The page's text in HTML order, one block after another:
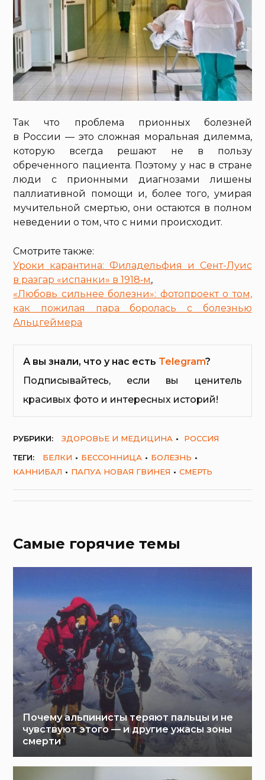
Так что проблема прионных болезней
в России — это сложная моральная дилемма,
которую всегда решают не в пользу
обреченного пациента. Поэтому у нас в стране
люди с прионными диагнозами лишены
паллиативной помощи и, более того, умирая
мучительной смертью, они остаются в полном
неведении о том, что с ними происходит.
Смотрите также:
Уроки карантина: Филадельфия и Сент-Луис
в разгар «испанки» в 1918‑м,
«Любовь сильнее болезни»: фотопроект о том,
как пожилая пара боролась с болезнью
Альцгеймера
А вы знали, что у нас есть Telegram?
Подписывайтесь, если вы ценитель
красивых фото и интересных историй!
РУБРИКИ: ЗДОРОВЬЕ И МЕДИЦИНА
РОССИЯ
ТЕГИ:
БЕЛКИ БЕССОННИЦА
БОЛЕЗНЬ
КАННИБАЛ
ПАПУА НОВАЯ ГВИНЕЯ СМЕРТЬ
Самые горячие темы
Почему альпинисты теряют пальцы и не
чувствуют этого — и другие ужасы зоны
смерти